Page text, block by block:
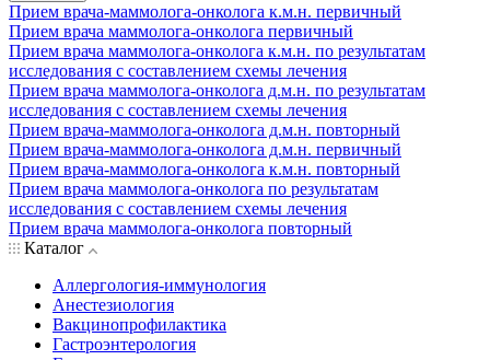
Прием врача-маммолога-онколога к.м.н. первичный
Прием врача маммолога-онколога первичный
Прием врача маммолога-онколога к.м.н. по результатам
исследования с составлением схемы лечения
Прием врача маммолога-онколога д.м.н. по результатам
исследования с составлением схемы лечения
Прием врача-маммолога-онколога д.м.н. повторный
Прием врача-маммолога-онколога д.м.н. первичный
Прием врача-маммолога-онколога к.м.н. повторный
Прием врача маммолога-онколога по результатам
исследования с составлением схемы лечения
Прием врача маммолога-онколога повторный
Каталог
Аллергология-иммунология
Анестезиология
Вакцинопрофилактика
Гастроэнтерология